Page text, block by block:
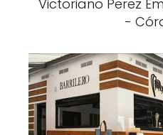
Victoriano Perez
-